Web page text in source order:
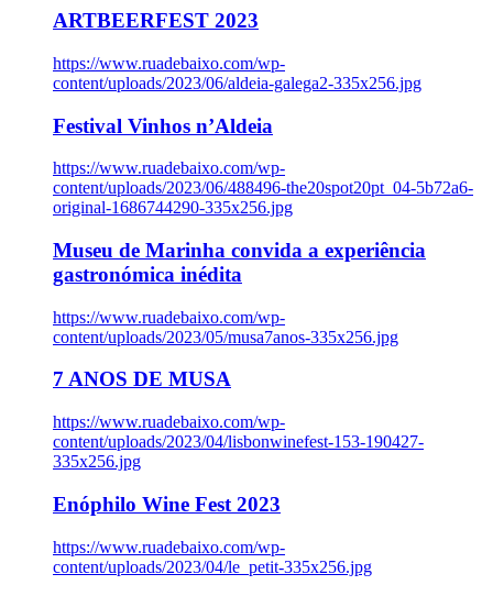
ARTBEERFEST 2023
https://www.ruadebaixo.com/wp-
content/uploads/2023/06/aldeia-galega2-335x256.jpg
Festival Vinhos n’Aldeia
https://www.ruadebaixo.com/wp-
content/uploads/2023/06/488496-the20spot20pt_04-5b72a6-
original-1686744290-335x256.jpg
Museu de Marinha convida a experiência
gastronómica inédita
https://www.ruadebaixo.com/wp-
content/uploads/2023/05/musa7anos-335x256.jpg
7 ANOS DE MUSA
https://www.ruadebaixo.com/wp-
content/uploads/2023/04/lisbonwinefest-153-190427-
335x256.jpg
Enóphilo Wine Fest 2023
https://www.ruadebaixo.com/wp-
content/uploads/2023/04/le_petit-335x256.jpg